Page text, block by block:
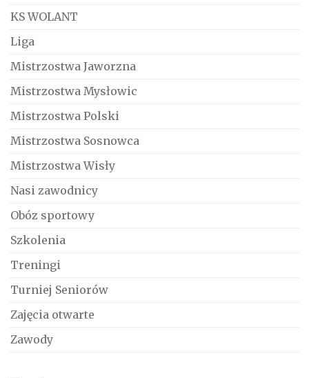
KS WOLANT
Liga
Mistrzostwa Jaworzna
Mistrzostwa Mysłowic
Mistrzostwa Polski
Mistrzostwa Sosnowca
Mistrzostwa Wisły
Nasi zawodnicy
Obóz sportowy
Szkolenia
Treningi
Turniej Seniorów
Zajęcia otwarte
Zawody